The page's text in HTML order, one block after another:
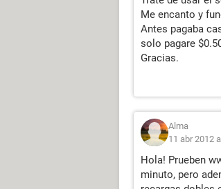
Me encanto y
Antes pagaba
solo pagare
Gracias.
Alma
11 abr 2012
Hola! Prueben
minuto, pero